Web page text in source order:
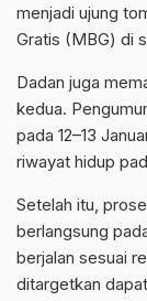
menjadi ujung
Gratis (MBG) di
Dadan juga
kedua.
pada 12–13
riwayat hidup
Setelah itu,
berlangsung
berjalan sesuai
ditargetkan